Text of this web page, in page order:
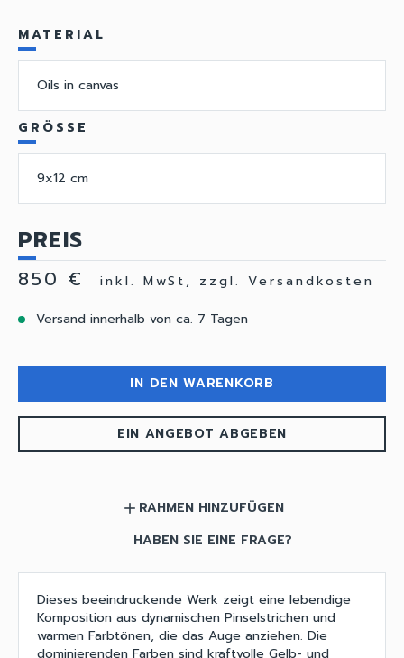
MATERIAL
Oils in canvas
GRÖSSE
9x12 cm
PREIS
850 €
inkl. MwSt, zzgl. Versandkosten
Versand innerhalb von ca. 7 Tagen
IN DEN WARENKORB
EIN ANGEBOT ABGEBEN
add RAHMEN HINZUFÜGEN
HABEN SIE EINE FRAGE?
Dieses beeindruckende Werk zeigt eine lebendige
Komposition aus dynamischen Pinselstrichen und
warmen Farbtönen, die das Auge anziehen. Die
dominierenden Farben sind kraftvolle Gelb- und